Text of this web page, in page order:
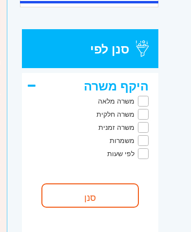
סנן לפי
היקף משרה
משרה מלאה
משרה חלקית
משרה זמנית
משמרות
לפי שעות